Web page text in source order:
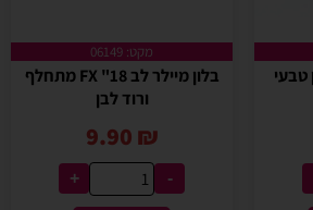
טבעי
מקט: 06149
בלון מיילר לב 18" FX מתחלף
ורוד לבן
9.90 ₪
-
+